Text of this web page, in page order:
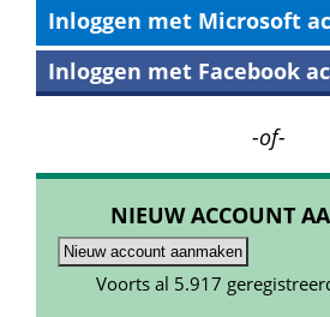
Inloggen met Microsoft
Inloggen met Facebook
-of-
NIEUW ACCOUNT
Voorts al 5.917